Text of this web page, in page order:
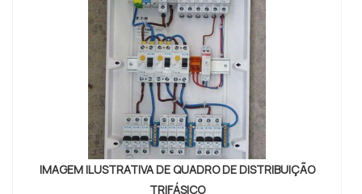
IMAGEM ILUSTRATIVA DE QUADRO DE DISTRIBUIÇÃO
TRIFÁSICO